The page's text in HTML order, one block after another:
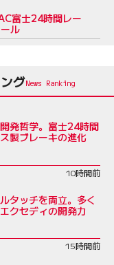
富士24時間レー
ル
グ
発哲学。富士24時間
製ブレーキの進化
10時間前
タッチを両立。多く
クセディの開発力
15時間前